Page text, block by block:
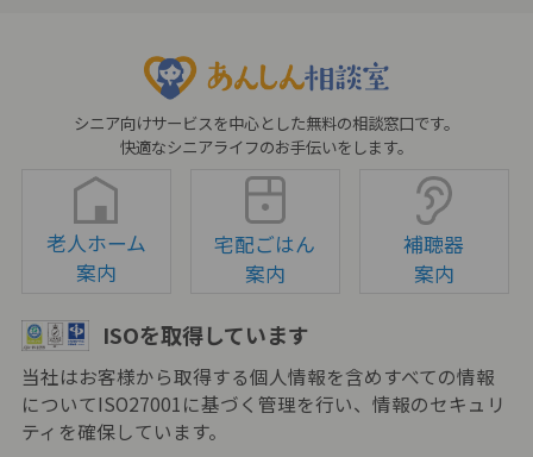
シニア向けサービスを中心とした無料の相談窓口です。
快適なシニアライフのお手伝いをします。
老人ホーム
案内
宅配ごはん
案内
補聴器
案内
ISOを取得しています
当社はお客様から取得する個人情報を含めすべての情報
についてISO27001に基づく管理を行い、情報のセキュリ
ティを確保しています。